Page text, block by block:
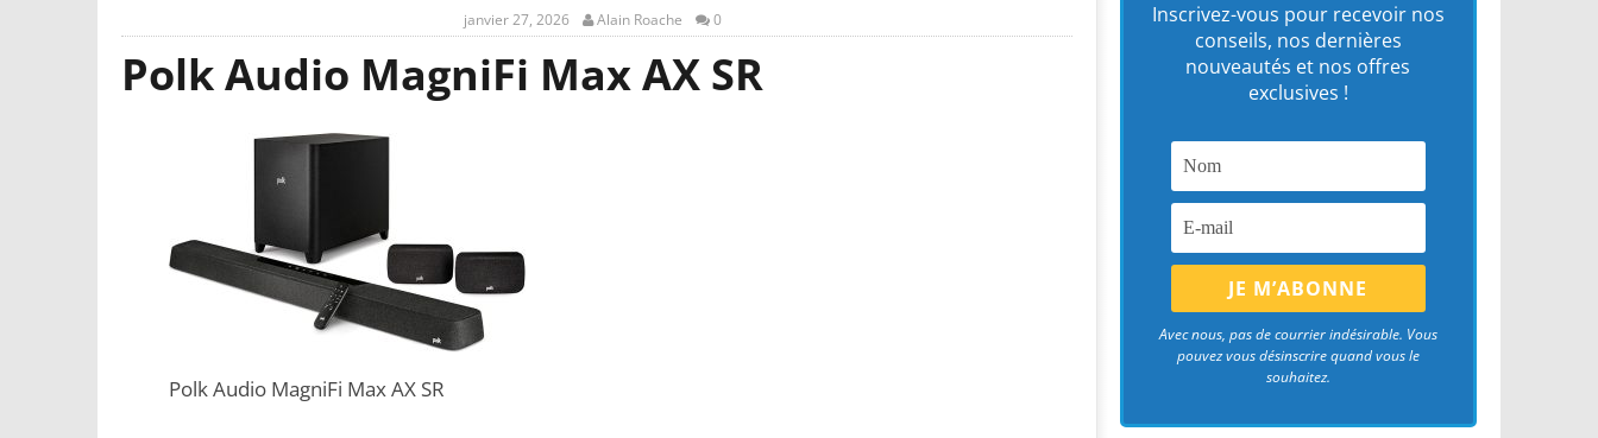
janvier 27, 2026 Alain Roache 0
Polk Audio MagniFi Max AX SR
Polk Audio MagniFi Max AX SR
Inscrivez-vous pour recevoir nos
conseils, nos dernières
nouveautés et nos offres
exclusives !
Avec nous, pas de courrier indésirable. Vous
pouvez vous désinscrire quand vous le
souhaitez.